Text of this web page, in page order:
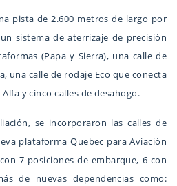
pista de 2.600 metros de largo por
sistema de aterrizaje de precisión
(Papa y Sierra), una calle de
una calle de rodaje Eco que conecta
y cinco calles de desahogo.
se incorporaron las calles de
plataforma Quebec para Aviación
7 posiciones de embarque, 6 con
de nuevas dependencias como: